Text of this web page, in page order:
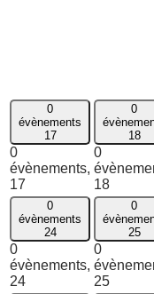
0
évènements
17
0
évènements,
17
0
18
0
18
0
évènements
24
0
évènements,
24
0
25
0
25